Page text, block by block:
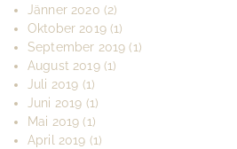
Jänner 2020 (2)
Oktober 2019(1)
September 2019 (1)
August 2019(1)
Juli 2019 (1)
Juni 2019 (1)
Mai 2019 (1)
April 2019 (1)